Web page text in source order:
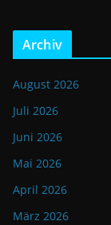
Archiv
August 2026
Juli 2026
Juni 2026
Mai 2026
April 2026
März 2026